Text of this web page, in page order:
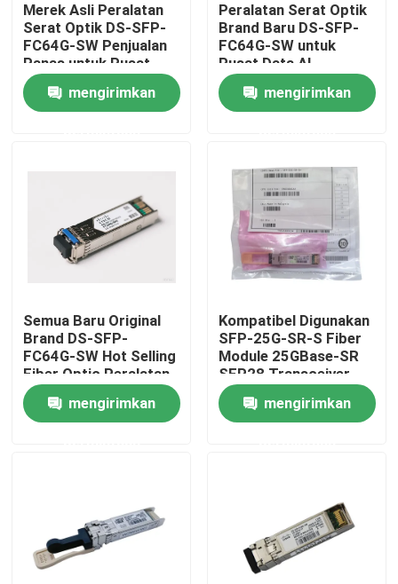
Rumah
Tur Pabrik
Hubungi kami
Berita
Modul optik 400G/800G
Modul QSFP28 100G
Merek Asli Peralatan
Serat Optik DS-SFP-
FC64G-SW Penjualan
Panas untuk Pusat
Data AI
mengirimkan
Peralatan Serat Optik
Brand Baru DS-SFP-
FC64G-SW untuk
Pusat Data AI
mengirimkan
Semua Baru Original
Brand DS-SFP-
FC64G-SW Hot Selling
Fiber Optic Peralatan
untuk AI Data Center
mengirimkan
Kompatibel Digunakan
SFP-25G-SR-S Fiber
Module 25GBase-SR
SFP28 Transceiver
mengirimkan